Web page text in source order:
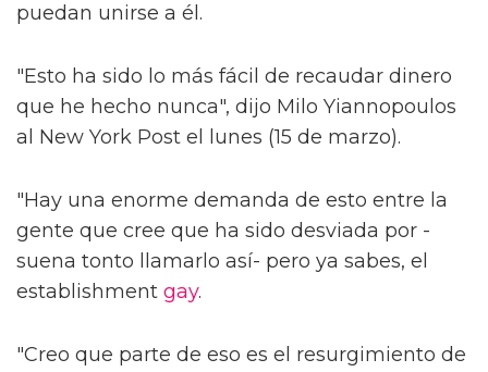
puedan unirse a él.
"Esto ha sido lo más fácil de recaudar dinero
que he hecho nunca", dijo Milo Yiannopoulos
al New York Post el lunes (15 de marzo).
"Hay una enorme demanda de esto entre la
gente que cree que ha sido desviada por -
suena tonto llamarlo así- pero ya sabes, el
establishment gay.
"Creo que parte de eso es el resurgimiento de